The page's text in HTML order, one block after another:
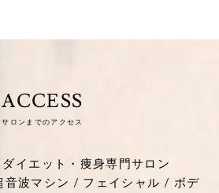
ACCESS
サロンまでのアクセス
ダイエット・痩身専門サロン
音波マシン / フェイシャル / ボデ